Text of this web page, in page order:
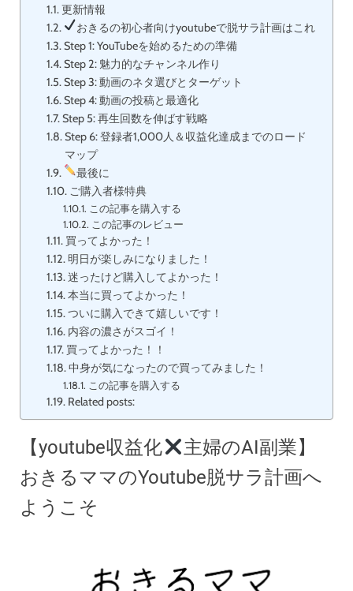
更新情報
おきるの初心者向けyoutubeで脱サラ計画はこれ
Step 1: YouTubeを始めるための準備
Step 2: 魅力的なチャンネル作り
Step 3: 動画のネタ選びとターゲット
Step 4: 動画の投稿と最適化
Step 5: 再生回数を伸ばす戦略
Step 6: 登録者1,000人＆収益化達成までのロード
マップ
最後に
ご購入者様特典
この記事を購入する
この記事のレビュー
買ってよかった！
明日が楽しみになりました！
迷ったけど購入してよかった！
本当に買ってよかった！
ついに購入できて嬉しいです！
内容の濃さがスゴイ！
買ってよかった！！
中身が気になったので買ってみました！
この記事を購入する
Related posts:
【youtube収益化
主婦のAI副業】
おきるママのYoutube脱サラ計画へ
ようこそ